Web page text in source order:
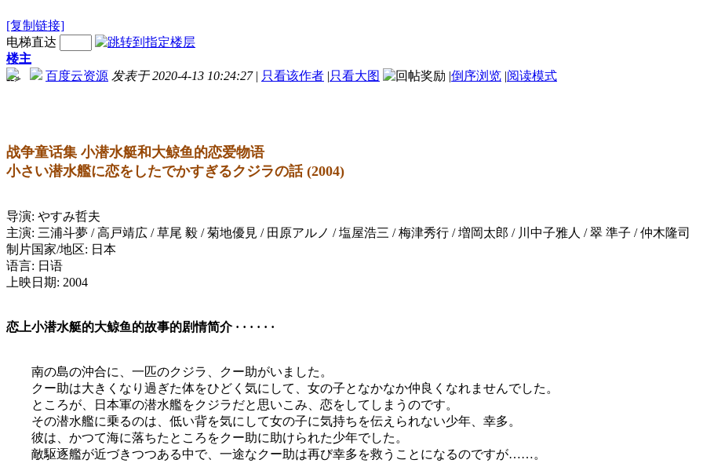
[复制链接]
电梯直达
楼主
百度云资源 发表于 2020-4-13 10:24:27 | 只看该作者 |只看大图 |倒序浏览 |阅读模式
-->
战争童话集 小潜水艇和大鲸鱼的恋爱物语
小さい潜水艦に恋をしたでかすぎるクジラの話 (2004)
导演: やすみ哲夫
主演: 三浦斗夢 / 高戸靖広 / 草尾 毅 / 菊地優見 / 田原アルノ / 塩屋浩三 / 梅津秀行 / 増岡太郎 / 川中子雅人 / 翠 準子 / 仲木隆司
制片国家/地区: 日本
语言: 日语
上映日期: 2004
恋上小潜水艇的大鲸鱼的故事的剧情简介 · · · · · ·
南の島の沖合に、一匹のクジラ、クー助がいました。
クー助は大きくなり過ぎた体をひどく気にして、女の子となかなか仲良くなれませんでした。
ところが、日本軍の潜水艦をクジラだと思いこみ、恋をしてしまうのです。
その潜水艦に乗るのは、低い背を気にして女の子に気持ちを伝えられない少年、幸多。
彼は、かつて海に落ちたところをクー助に助けられた少年でした。
敵駆逐艦が近づきつつある中で、一途なクー助は再び幸多を救うことになるのですが……。